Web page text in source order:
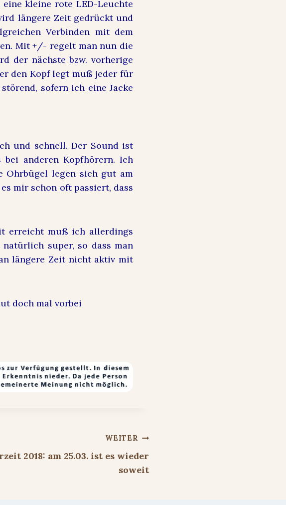
kleine rote LED-Leuchte
längere Zeit gedrückt und
Verbinden mit dem
Mit +/- regelt man nun die
der nächste bzw. vorherige
den Kopf legt muß jeder für
sofern ich eine Jacke
und schnell. Der Sound ist
anderen Kopfhörern. Ich
Ohrbügel legen sich gut am
mir schon oft passiert, dass
erreicht muß ich allerdings
super, so dass man
längere Zeit nicht aktiv mit
doch mal vorbei
WEITER
2018: am 25.03. ist es wieder
soweit